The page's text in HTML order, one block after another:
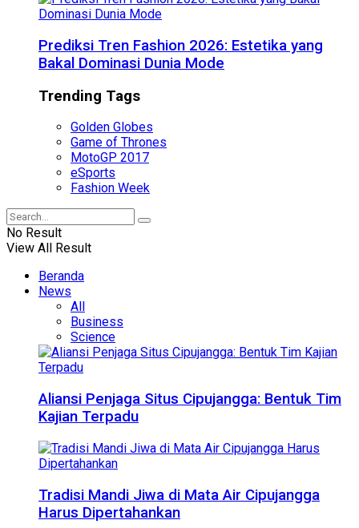
Prediksi Tren Fashion 2026: Estetika yang
Bakal Dominasi Dunia Mode
Trending Tags
Golden Globes
Game of Thrones
MotoGP 2017
eSports
Fashion Week
No Result
View All Result
Beranda
News
All
Business
Science
Aliansi Penjaga Situs Cipujangga: Bentuk Tim
Kajian Terpadu
Tradisi Mandi Jiwa di Mata Air Cipujangga
Harus Dipertahankan